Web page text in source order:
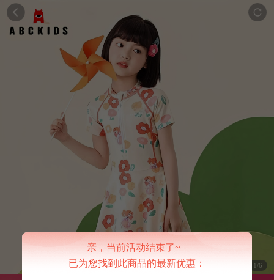
1/6
亲，当前活动结束了~
已为您找到此商品的最新优惠：